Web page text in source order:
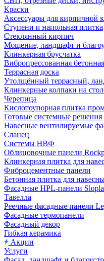
Краски
Аксессуары для кирпичной
Ступени и напольная плитка
Cтеклянный кирпич
Мощение, ландшафт и
Клинкерная брусчатка
Вибропрессованная
Террасная доска
Утолщённый террасный,
Клинкерные колпаки на
Черепица
Кислотоупорная плитка
Готовые системные решения
Навесные вентилируемые
Сланец
Системы НВФ
Облицовочные панели
Клинкерная плитка для
Фиброцементные панели
Бетонная плитка для
Фасадные HPL-панели
Тавелла
Реечные фасадные панели
Фасадные термопанели
Фасадный декор
Гибкая керамика
Акции
Услуги